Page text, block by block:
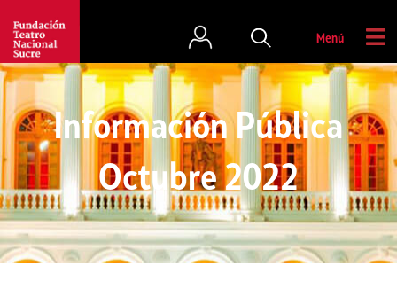
Menú
Información Pública
Octubre 2022